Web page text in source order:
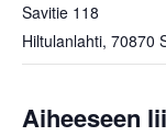
Savitie 118
Hiltulanlahti, 70870
Aiheeseen